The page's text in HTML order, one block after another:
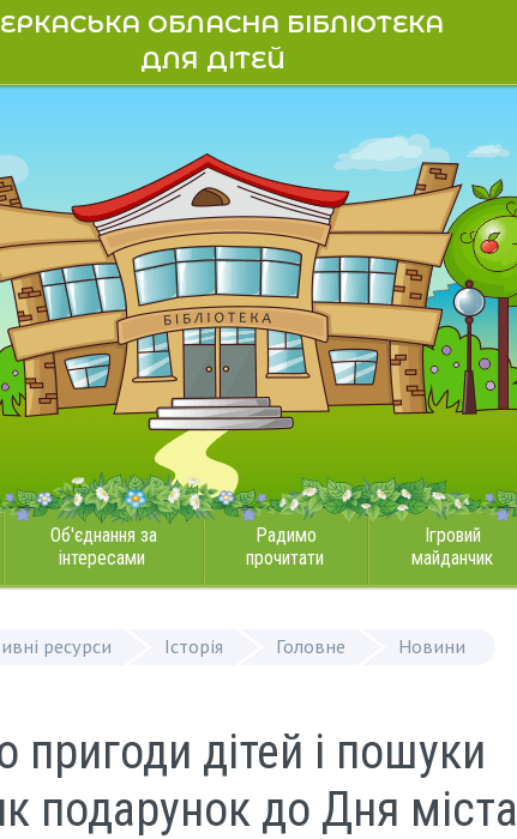
ОБЛАСНА БІБЛІОТЕКА
ДЛЯ ДІТЕЙ
Об'єднання за
інтересами
Радимо
прочитати
Ігровий
майданчик
ресурси Історія Головне Новини
дітей і пошуки
подарунок до Дня міста